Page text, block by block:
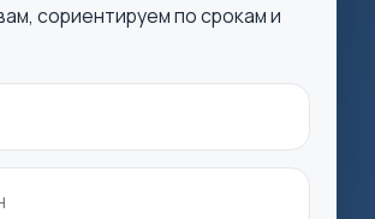
сориентируем по срокам и